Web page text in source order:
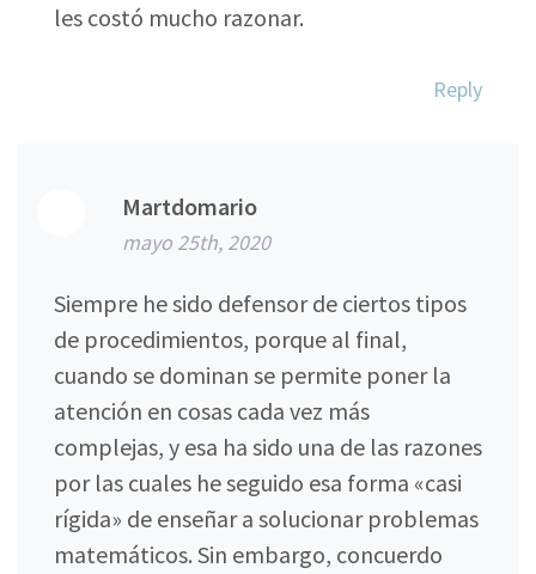
les costó mucho razonar.
Reply
Martdomario
mayo 25th, 2020
Siempre he sido defensor de ciertos tipos
de procedimientos, porque al final,
cuando se dominan se permite poner la
atención en cosas cada vez más
complejas, y esa ha sido una de las razones
por las cuales he seguido esa forma «casi
rígida» de enseñar a solucionar problemas
matemáticos. Sin embargo, concuerdo